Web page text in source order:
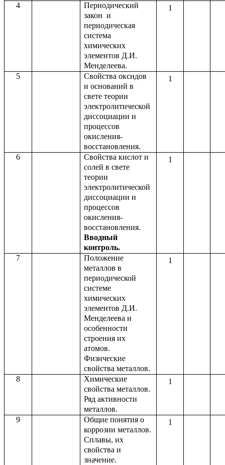
4
Периодический
закон и
периодическая
система
химических
элементов Д.И.
Менделеева.
1
5
Свойства оксидов
и оснований в
свете теории
электролитической
диссоциации и
процессов
окисления-
восстановления.
1
6
Свойства кислот и
солей в свете
теории
электролитической
диссоциации и
процессов
окисления-
восстановления.
Вводный
контроль.
1
7
Положение
металлов в
периодической
системе
химических
элементов Д.И.
Менделеева и
особенности
строения их
атомов.
Физические
свойства металлов.
1
8
Химические
свойства металлов.
Ряд активности
металлов.
1
9
Общие понятия о
коррозии металлов.
Сплавы, их
свойства и
значение.
1